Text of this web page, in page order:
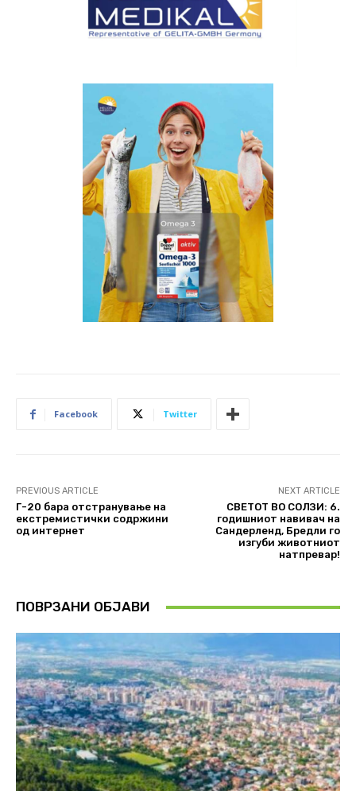
Facebook Twitter
PREVIOUS ARTICLE
Г-20 бара отстранување на
екстремистички содржини
од интернет
NEXT ARTICLE
СВЕТОТ ВО СОЛЗИ: 6.
годишниот навивач на
Сандерленд, Бредли го
изгуби животниот
натпревар!
ПОВРЗАНИ ОБЈАВИ